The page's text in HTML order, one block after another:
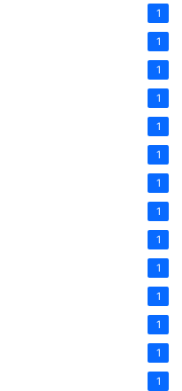
1
1
1
1
1
1
1
1
1
1
1
1
1
1